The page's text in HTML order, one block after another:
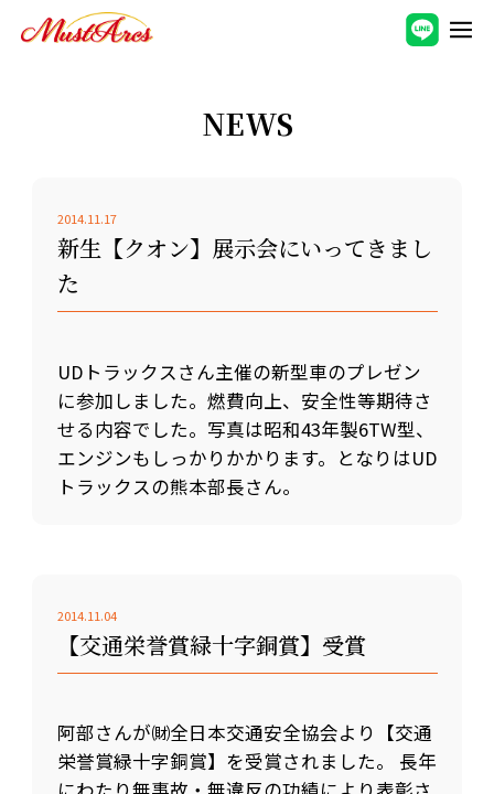
NEWS
2014.11.17
新生【クオン】展示会にいってきまし
た
UDトラックスさん主催の新型車のプレゼン
に参加しました。燃費向上、安全性等期待さ
せる内容でした。写真は昭和43年製6TW型、
エンジンもしっかりかかります。となりはUD
トラックスの熊本部長さん。
2014.11.04
【交通栄誉賞緑十字銅賞】受賞
阿部さんが㈶全日本交通安全協会より【交通
栄誉賞緑十字銅賞】を受賞されました。 長年